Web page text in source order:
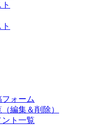
ォーム
編集＆削除）
ト一覧